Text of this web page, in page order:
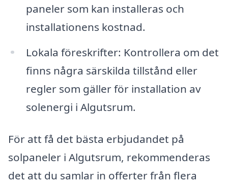
paneler som kan installeras och
installationens kostnad.
Lokala föreskrifter: Kontrollera om det
finns några särskilda tillstånd eller
regler som gäller för installation av
solenergi i Algutsrum.
För att få det bästa erbjudandet på
solpaneler i Algutsrum, rekommenderas
det att du samlar in offerter från flera